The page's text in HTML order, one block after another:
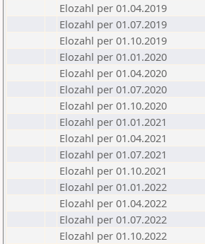
Elozahl per 01.04.2019
Elozahl per 01.07.2019
Elozahl per 01.10.2019
Elozahl per 01.01.2020
Elozahl per 01.04.2020
Elozahl per 01.07.2020
Elozahl per 01.10.2020
Elozahl per 01.01.2021
Elozahl per 01.04.2021
Elozahl per 01.07.2021
Elozahl per 01.10.2021
Elozahl per 01.01.2022
Elozahl per 01.04.2022
Elozahl per 01.07.2022
Elozahl per 01.10.2022